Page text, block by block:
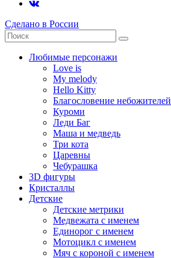
Сделано в России
Любимые персонажи
Love is
My melody
Hello Kitty
Благословение небожителей
Куроми
Леди Баг
Маша и медведь
Три кота
Царевны
Чебурашка
3D фигуры
Кристаллы
Детские
Детские метрики
Медвежата с именем
Единорог с именем
Мотоцикл с именем
Мяч с короной с именем